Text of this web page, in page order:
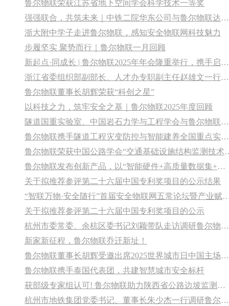
鲁尔物联荣获江苏省地下空间学会科学技术一等奖
强强联合，共筑未来｜中铁二院华东公司与鲁尔物联达成战略合作
浙大附中学子走进鲁尔物联，感知安全物联网科技魅力
步履坚实 聚势而行｜鲁尔物联一月回顾
新起点·同成长 | 鲁尔物联2025年年会隆重举行，携手启航2026！
浙江省委组织部副部长、人才办专职副主任赵雄文一行考察调研鲁尔物联
鲁尔物联董事长胡辉荣获“科创之星”
以科技之力，筑牢安全之基｜鲁尔物联2025年度回顾
隧道国重实验室、中国岩石力学与工程学会与鲁尔物联开展党建联建活动，共育新质生产力
鲁尔物联携手隧道工程灾变防控与智能建养全国重点实验室达成战略合作，共筑隧道工程安全新防线
鲁尔物联荣获中国公路
鲁尔物联发布创新产品，以“智能硬件+高质量数据集+智能体”赋能产业升级
关于拟推荐参评第二十六届中国专利奖项目的公示结果
“智联万物·安全随行”首届安全物联网五常论坛暨
关于拟推荐参评第二十六届中国专利奖项目的公示
杭州市委常委、余杭区委书记刘颖带队走访调研鲁尔物联总部园区
新家新征程，鲁尔物联乔迁新址！
鲁尔物联董事长胡辉受邀出席2025世界城市日中国主场活动，分享城市安全韧性建设技术路径
鲁尔物联携手泰国代表团，共建智慧城市安全标杆
获部级专家组认可! 鲁尔物联助力陕西省公路边坡监测部级试点工作
杭州市地铁集团党委书记、董事长朱少杰一行调研鲁尔物联 共促地铁安全监测智能化